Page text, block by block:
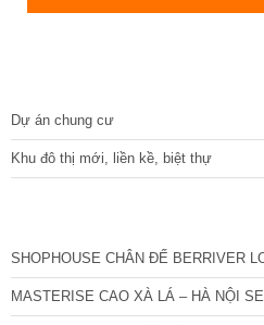
Dự án chung cư
Khu đô thị mới, liền kề, biệt thự
SHOPHOUSE CHÂN ĐẾ BERRIVER
MASTERISE CAO XÀ LÁ – HÀ NỘI